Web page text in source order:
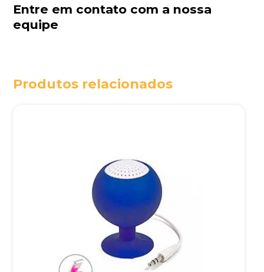
Entre em contato com a nossa
equipe
Produtos relacionados